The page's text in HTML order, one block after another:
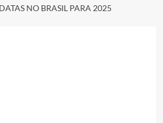
NO BRASIL PARA 2025